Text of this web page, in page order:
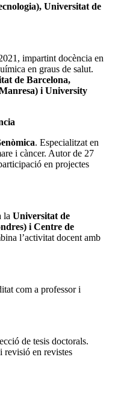
Universitat de
impartint docència en
en graus de salut.
de Barcelona,
i University
. Especialitzat en
i càncer. Autor de 27
en projectes
la Universitat de
i Centre de
l’activitat docent amb
com a professor i
de tesis doctorals.
revisió en revistes